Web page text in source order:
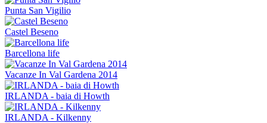
Punta San Vigilio
Castel Beseno
Barcellona life
Vacanze In Val Gardena 2014
IRLANDA - baia di Howth
IRLANDA - Kilkenny